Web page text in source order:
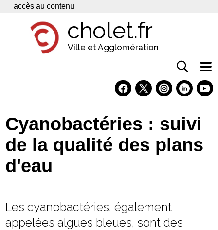
Panneau de gestion des cookies
accès au contenu
cholet.fr
Ville et Agglomération
Economie
Services
Contacts
Cyanobactéries : suivi
de la qualité des plans
d'eau
Les cyanobactéries, également
appelées algues bleues, sont des